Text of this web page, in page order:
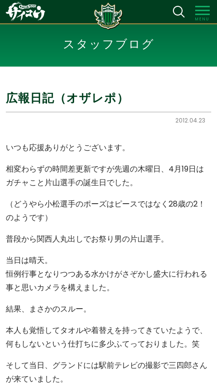
MENU
スタッフブログ
広報日記（オザレポ）
2012.04.23
いつも応援ありがとうございます。
相変わらずの時間差更新ですが先週の木曜日、4月19日は
ガチャこと片山選手の誕生日でした。
（どうやら小松選手のポーズはピースではなく28歳の2！
のようです）
普段から関西人丸出しでお祭り男の片山選手。
当日は晴天。
恒例行事となりつつある水かけがさぞかし盛大に行われる
事と思いカメラを構えました。
結果、まさかのスルー。
本人も覚悟してタオルや着替えを持ってきていたようで、
何もしないという仕打ちに多少ふてっておりました。笑
そして当日、グランドには駅前テレビの撮影で三四郎さん
が来ていました。